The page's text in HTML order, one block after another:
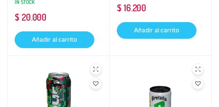
IN STOCK
$ 20.000
Añadir al carrito
$ 16.200
Añadir al carrito